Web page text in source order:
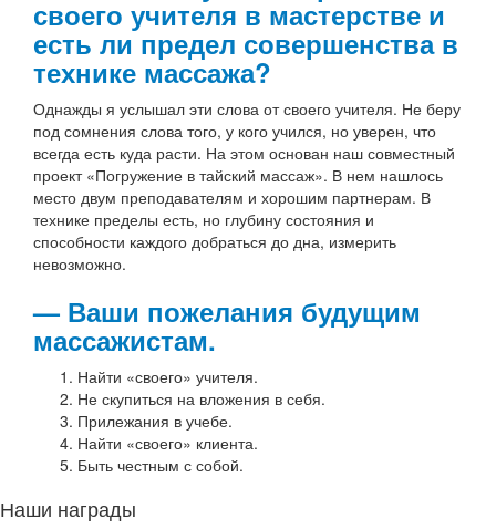
своего учителя в мастерстве и
есть ли предел совершенства в
технике массажа?
Однажды я услышал эти слова от своего учителя. Не беру
под сомнения слова того, у кого учился, но уверен, что
всегда есть куда расти. На этом основан наш совместный
проект «Погружение в тайский массаж». В нем нашлось
место двум преподавателям и хорошим партнерам. В
технике пределы есть, но глубину состояния и
способности каждого добраться до дна, измерить
невозможно.
— Ваши пожелания будущим
массажистам.
Найти «своего» учителя.
Не скупиться на вложения в себя.
Прилежания в учебе.
Найти «своего» клиента.
Быть честным с собой.
Наши награды